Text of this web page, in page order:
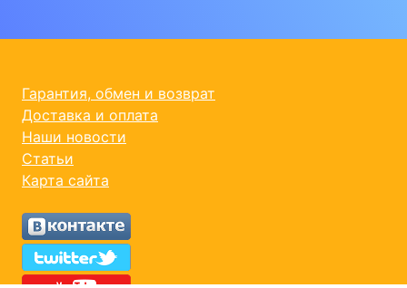
Гарантия, обмен и возврат
Доставка и оплата
Наши новости
Статьи
Карта сайта